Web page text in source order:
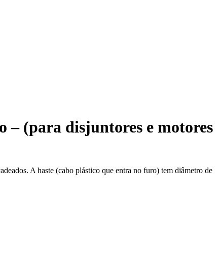
(para disjuntores e motores
A haste (cabo plástico que entra no furo) tem diâmetro de